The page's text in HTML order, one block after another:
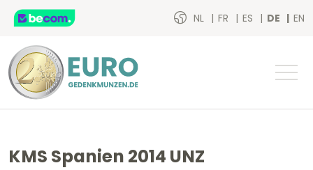
NL FR ES DE EN
KMS Spanien 2014 UNZ